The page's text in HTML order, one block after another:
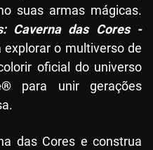
suas armas mágicas.
Caverna das Cores -
explorar o multiverso de
oficial do universo
para unir gerações
das Cores e construa